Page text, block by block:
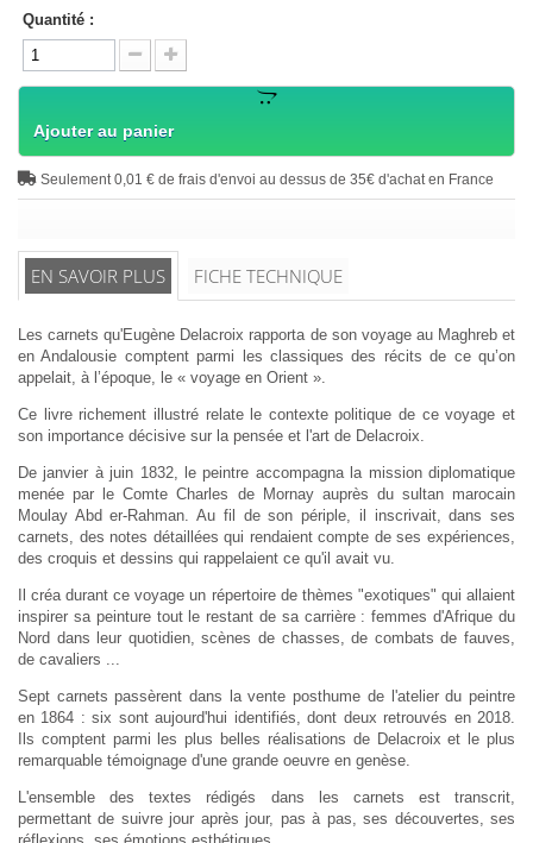
Quantité :
Ajouter au panier
Seulement 0,01 € de frais d'envoi au dessus de 35€ d'achat en France
EN SAVOIR PLUS FICHE TECHNIQUE
Les carnets qu'Eugène Delacroix rapporta de son voyage au Maghreb et
en Andalousie comptent parmi les classiques des récits de ce qu’on
appelait, à l’époque, le « voyage en Orient ».
Ce livre richement illustré relate le contexte politique de ce voyage et
son importance décisive sur la pensée et l'art de Delacroix.
De janvier à juin 1832, le peintre accompagna la mission diplomatique
menée par le Comte Charles de Mornay auprès du sultan marocain
Moulay Abd er-Rahman. Au fil de son périple, il inscrivait, dans ses
carnets, des notes détaillées qui rendaient compte de ses expériences,
des croquis et dessins qui rappelaient ce qu'il avait vu.
Il créa durant ce voyage un répertoire de thèmes "exotiques" qui allaient
inspirer sa peinture tout le restant de sa carrière : femmes d'Afrique du
Nord dans leur quotidien, scènes de chasses, de combats de fauves,
de cavaliers ...
Sept carnets passèrent dans la vente posthume de l'atelier du peintre
en 1864 : six sont aujourd'hui identifiés, dont deux retrouvés en 2018.
Ils comptent parmi les plus belles réalisations de Delacroix et le plus
remarquable témoignage d'une grande oeuvre en genèse.
L'ensemble des textes rédigés dans les carnets est transcrit,
permettant de suivre jour après jour, pas à pas, ses découvertes, ses